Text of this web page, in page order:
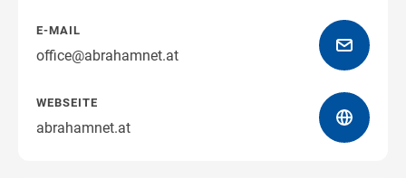
E-MAIL
office@abrahamnet.at
WEBSEITE
abrahamnet.at